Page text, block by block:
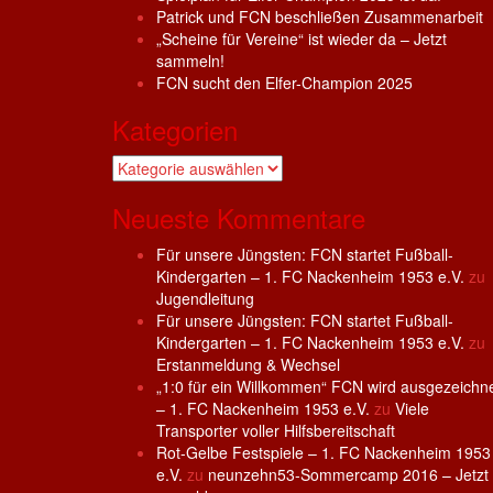
Patrick und FCN beschließen Zusammenarbeit
„Scheine für Vereine“ ist wieder da – Jetzt
sammeln!
FCN sucht den Elfer-Champion 2025
Kategorien
Kategorien
Neueste Kommentare
Für unsere Jüngsten: FCN startet Fußball-
Kindergarten – 1. FC Nackenheim 1953 e.V. zu
Jugendleitung
Für unsere Jüngsten: FCN startet Fußball-
Kindergarten – 1. FC Nackenheim 1953 e.V. zu
Erstanmeldung & Wechsel
„1:0 für ein Willkommen“ FCN wird
– 1. FC Nackenheim 1953 e.V. zu Viele
Transporter voller Hilfsbereitschaft
Rot-Gelbe Festspiele – 1. FC Nackenheim 1953
e.V. zu neunzehn53-Sommercamp 2016 – Jetzt